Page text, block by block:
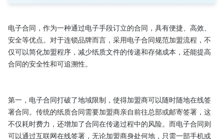
电子合同，作为一种通过电子手段订立的合同，具有便捷、高效、
安全等优点。对于连锁品牌而言，采用电子合同规范加盟流程，不
仅可以简化加盟程序，减少纸质文件的传递和存储成本，还能提高
合同的安全性和可追溯性。
第一，电子合同打破了地域限制，使得加盟商可以随时随地在线签
署合同。传统的纸质合同需要加盟商亲自前往总部或邮寄签署，这
不仅耗时费力，还增加了合同在传递过程中的风险。而电子合同则
可以通过互联网在线签署，无论加盟商身处何地，只需一部手机或